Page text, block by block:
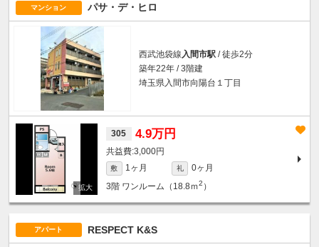
マンション パサ・デ・ヒロ
西武池袋線入間市駅 / 徒歩2分
築年22年 / 3階建
埼玉県入間市向陽台１丁目
305 4.9万円
3,000円
敷 1ヶ月 礼
0ヶ月
3階 ワンルーム（18.8ｍ2 ）
アパート RESPECT K&S